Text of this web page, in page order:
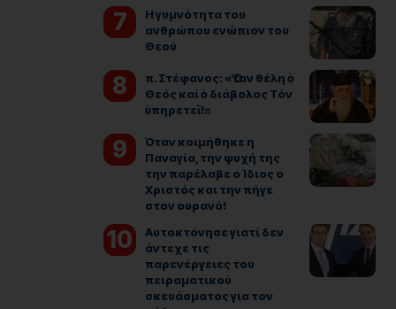
Η γυμνότητα του
ανθρώπου ενώπιον του
Θεού
π. Στέφανος: «Ὅταν θέλη ὁ
Θεός καί ὁ διάβολος Τόν
ὑπηρετεῖ!»
Όταν κοιμήθηκε η
Παναγία, την ψυχή της
την παρέλαβε ο Ίδιος ο
Χριστός και την πήγε
στον ουρανό!
Αυτοκτόνησε γιατί δεν
άντεχε τις
παρενέργειες του
πειραματικού
σκευάσματος για τον